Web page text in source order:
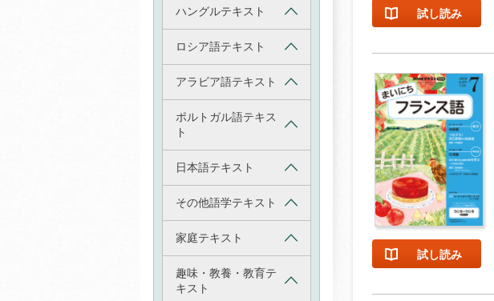
試し読み
試し読み
ハングルテキスト
ロシア語テキスト
アラビア語テキスト
ポルトガル語テキス
ト
日本語テキスト
その他語学テキスト
家庭テキスト
趣味・教養・教育テ
キスト